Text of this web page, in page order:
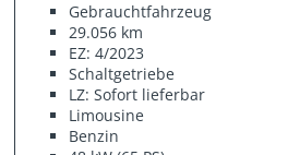
Gebrauchtfahrzeug
29.056 km
EZ: 4/2023
Schaltgetriebe
LZ: Sofort lieferbar
Limousine
Benzin